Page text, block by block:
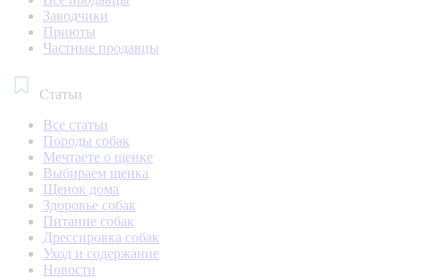
Заводчики
Приюты
Частные продавцы
Статьи
Все статьи
Породы собак
Мечтаете о щенке
Выбираем щенка
Щенок дома
Здоровье собак
Питание собак
Дрессировка собак
Уход и содержание
Новости